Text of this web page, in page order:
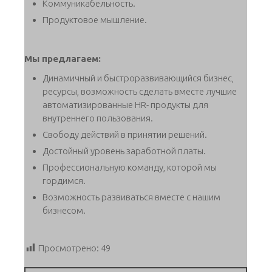
Коммуникабельность.
Продуктовое мышление.
Мы предлагаем:
Динамичный и быстроразвивающийся бизнес,
ресурсы, возможность сделать вместе лучшие
автоматизированные HR- продукты для
внутреннего пользования.
Свободу действий в принятии решений.
Достойный уровень заработной платы.
Профессиональную команду, которой мы
гордимся.
Возможность развиваться вместе с нашим
бизнесом.
Просмотрено: 49